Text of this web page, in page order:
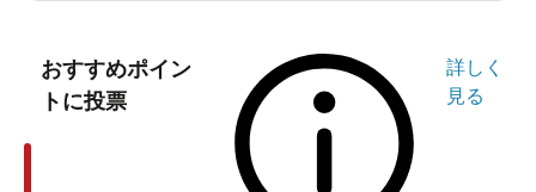
おすすめポイン
トに投票
詳しく
見る